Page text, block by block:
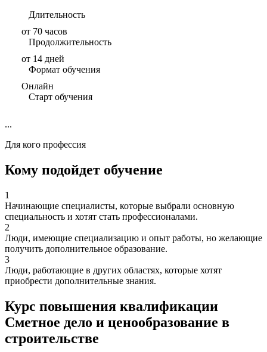
Длительность
от 70 часов
Продолжительность
от 14 дней
Формат обучения
Онлайн
Старт обучения
...
Для кого профессия
Кому подойдет обучение
1
Начинающие специалисты, которые выбрали основную
специальность и хотят стать профессионалами.
2
Люди, имеющие специализацию и опыт работы, но желающие
получить дополнительное образование.
3
Люди, работающие в других областях, которые хотят
приобрести дополнительные знания.
Курс повышения квалификации
Сметное дело и ценообразование в
строительстве